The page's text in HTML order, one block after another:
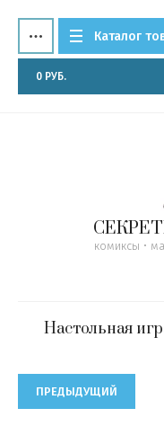
Каталог
0 РУБ.
комиксы •
Настольная
ПРЕДЫДУЩИЙ